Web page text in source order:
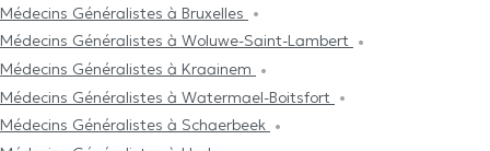
Médecins Généralistes à Bruxelles
Médecins Généralistes à Woluwe-Saint-Lambert
Médecins Généralistes à Kraainem
Médecins Généralistes à Watermael-Boitsfort
Médecins Généralistes à Schaerbeek